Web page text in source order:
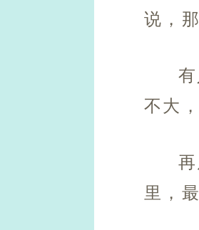
说，
不大
里，